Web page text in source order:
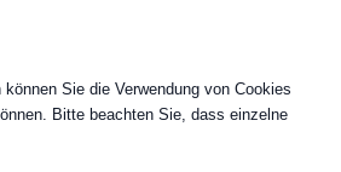
Sie die Verwendung von Cookies
Bitte beachten Sie, dass einzelne